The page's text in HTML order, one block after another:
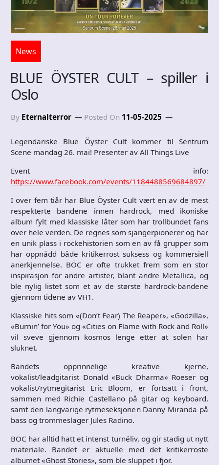
News
BLUE ÖYSTER CULT – spiller i
Oslo
By Eternalterror Posted On 11-05-2025
Legendariske Blue Öyster Cult kommer til Sentrum
Scene mandag 26. mai! Presenter av All Things Live
Event info:
https://www.facebook.com/events/1184488569684897/
I over fem tiår har Blue Öyster Cult vært en av de mest
respekterte bandene innen hardrock, med ikoniske
album fylt med klassiske låter som har trollbundet fans
over hele verden. De regnes som sjangerpionerer og har
en unik plass i rockehistorien som en av få grupper som
har oppnådd både kritikerrost suksess og kommersiell
anerkjennelse. BÖC er ofte trukket frem som en stor
inspirasjon for andre artister, blant andre Metallica, og
ble nylig listet som et av de største hardrock-bandene
gjennom tidene av VH1.
Klassiske hits som «(Don’t Fear) The Reaper», «Godzilla»,
«Burnin’ for You» og «Cities on Flame with Rock and Roll»
vil sveve gjennom kosmos lenge etter at solen har
sluknet.
Bandets opprinnelige kreative kjerne,
vokalist/leadgitarist Donald «Buck Dharma» Roeser og
vokalist/rytmegitarist Eric Bloom, er fortsatt i front,
sammen med Richie Castellano på gitar og keyboard,
samt den langvarige rytmeseksjonen Danny Miranda på
bass og trommeslager Jules Radino.
BÖC har alltid hatt et intenst turnéliv, og gir stadig ut nytt
materiale. Bandet er aktuelle med det kritikerroste
albumet «Ghost Stories», som ble sluppet i fjor.